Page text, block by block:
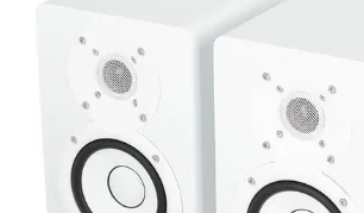
Boxe Audio
Ecrane de difuzie
Mixere audio
Monitorizare In-Ear
Pickup-uri, platane & accesorii
Playere si Recordere